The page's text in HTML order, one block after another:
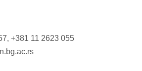
, +381 11 2623 055